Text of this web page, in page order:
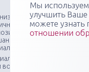
научно-
профиля:
вебинаров,
форматах,
"Медикал Сити
Мы
улучшить
можете
отношении